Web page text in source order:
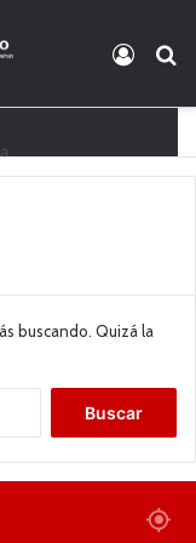
buscando. Quizá la